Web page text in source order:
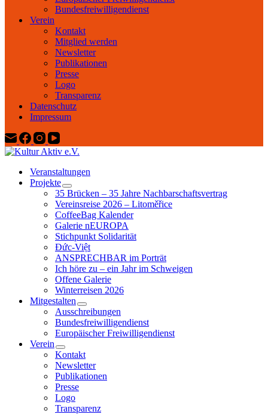
Bundesfreiwilligendienst
Verein
Kontakt
Mitglied werden
Newsletter
Publikationen
Presse
Logo
Transparenz
Datenschutz
Impressum
Veranstaltungen
Projekte
35 Brücken – 35 Jahre Nachbarschaftsvertrag
Vereinsreise 2026 – Litoměřice
CoffeeBag Kalender
Galerie nEUROPA
Stichpunkt Solidarität
Đức-Việt
ANSPRECHBAR im Porträt
Ich höre zu – ein Jahr im Schweigen
Offene Galerie
Winterreisen 2026
Mitgestalten
Ausschreibungen
Bundesfreiwilligendienst
Europäischer Freiwilligendienst
Verein
Kontakt
Newsletter
Publikationen
Presse
Logo
Transparenz